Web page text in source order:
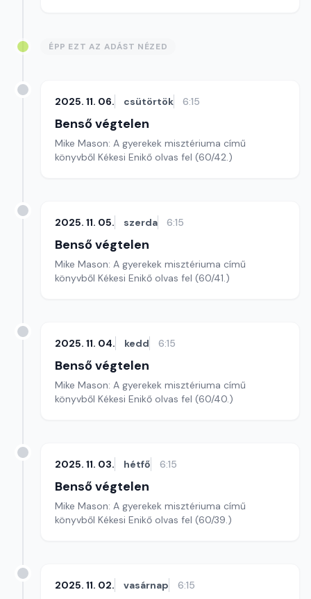
ÉPP EZT AZ ADÁST NÉZED
2025. 11. 06. csütörtök 6:15
Benső végtelen
Mike Mason: A gyerekek misztériuma című
könyvből Kékesi Enikő olvas fel (60/42.)
2025. 11. 05. szerda 6:15
Benső végtelen
Mike Mason: A gyerekek misztériuma című
könyvből Kékesi Enikő olvas fel (60/41.)
2025. 11. 04. kedd 6:15
Benső végtelen
Mike Mason: A gyerekek misztériuma című
könyvből Kékesi Enikő olvas fel (60/40.)
2025. 11. 03. hétfő 6:15
Benső végtelen
Mike Mason: A gyerekek misztériuma című
könyvből Kékesi Enikő olvas fel (60/39.)
2025. 11. 02. vasárnap 6:15